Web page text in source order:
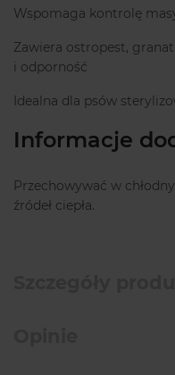
Wspomaga kontrolę
Zawiera ostropest,
i odporność
Idealna dla psów
Informacje
Przechowywać w
źródeł ciepła.